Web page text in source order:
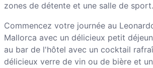
zones de détente et une salle de sport.
Commencez votre journée au
Mallorca avec un délicieux petit
au bar de l'hôtel avec un cocktail
délicieux verre de vin ou de bière et